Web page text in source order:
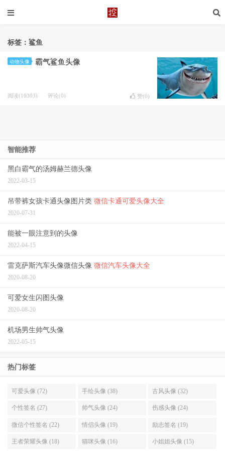
标签：鲨鱼
动物头像 霸气鲨鱼头像
阅读(10303) 评论(0) 赞(0)
智能推荐
黑白霸气的汤姆赫兰德头像
2022-03-15
吊带裤女孩卡通头像图片类 微信卡通可爱头像大全
2020-07-31
能被一眼注意到的头像
2022-04-15
雷克萨斯汽车头像微信头像 微信汽车头像大全
2020-08-20
可爱女生闪图头像
2020-08-20
机场男生帅气头像
2022-05-15
热门标签
可爱头像 (72) 手绘头像 (38) 古风头像 (32)
个性签名 (27) 帅气头像 (24) 伤感头像 (24)
微信个性签名 (22) 情侣头像 (19) 励志签名 (19)
王者荣耀头像 (18) 猫咪头像 (16) 小姐姐头像 (15)